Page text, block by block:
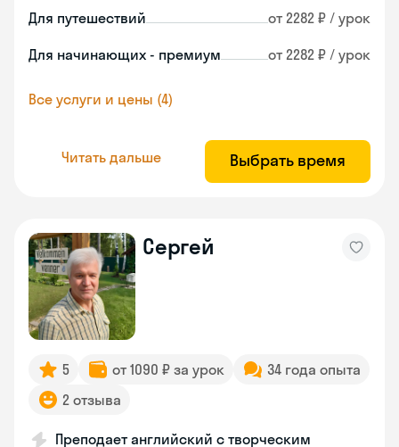
Для путешествий от 2282 ₽ / урок
Для начинающих - премиум от 2282 ₽ / урок
Все услуги и цены (4)
Читать дальше Выбрать время
Сергей
5 от 1090 ₽ за урок
34 года опыта
2 отзыва
Преподает английский с творческим